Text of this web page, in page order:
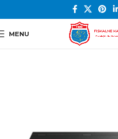
MENU